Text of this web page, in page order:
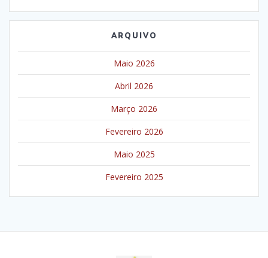
ARQUIVO
Maio 2026
Abril 2026
Março 2026
Fevereiro 2026
Maio 2025
Fevereiro 2025